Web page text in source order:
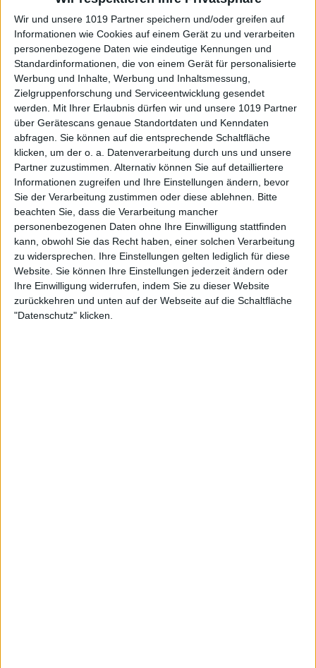
Wir und unsere 1019 Partner speichern und/oder greifen auf
Informationen wie Cookies auf einem Gerät zu und verarbeiten
personenbezogene Daten wie eindeutige Kennungen und
Standardinformationen, die von einem Gerät für personalisierte
Werbung und Inhalte, Werbung und Inhaltsmessung,
Zielgruppenforschung und Serviceentwicklung gesendet
werden.
Mit Ihrer Erlaubnis dürfen wir und unsere 1019 Partner
über Gerätescans genaue Standortdaten und Kenndaten
abfragen. Sie können auf die entsprechende Schaltfläche
klicken, um der o. a. Datenverarbeitung durch uns und unsere
Partner zuzustimmen. Alternativ können Sie auf detailliertere
Informationen zugreifen und Ihre Einstellungen ändern, bevor
Sie der Verarbeitung zustimmen oder diese ablehnen.
Bitte
beachten Sie, dass die Verarbeitung mancher
personenbezogenen Daten ohne Ihre Einwilligung stattfinden
kann, obwohl Sie das Recht haben, einer solchen Verarbeitung
zu widersprechen. Ihre Einstellungen gelten lediglich für diese
Website. Sie können Ihre Einstellungen jederzeit ändern oder
Ihre Einwilligung widerrufen, indem Sie zu dieser Website
zurückkehren und unten auf der Webseite auf die Schaltfläche
"Datenschutz" klicken.